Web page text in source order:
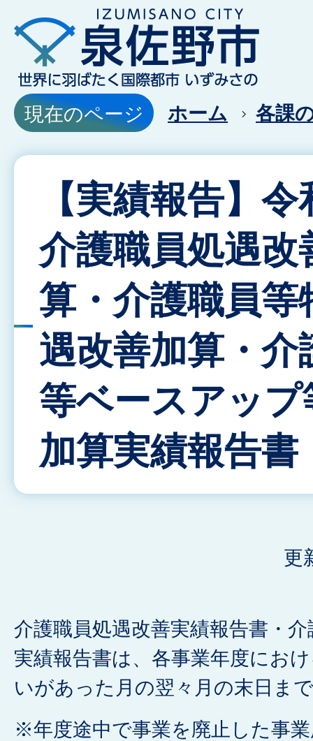
現在のページ ホーム 各課
【実績報告】
介護職員処遇改
算・介護職員等
遇改善加算・介
等ベースアップ
加算実績報告書
更
介護職員処遇改善実績報告書・
実績報告書は、各事業年度にお
いがあった月の翌々月の末日ま
※年度途中で事業を廃止した事